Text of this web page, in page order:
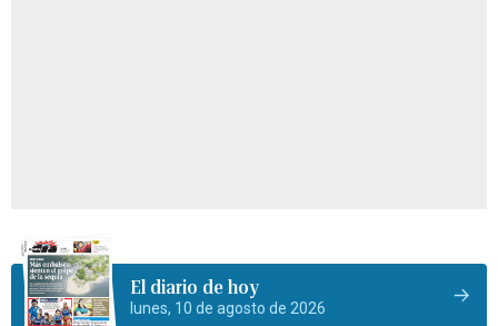
El diario de hoy
lunes, 10 de agosto de 2026